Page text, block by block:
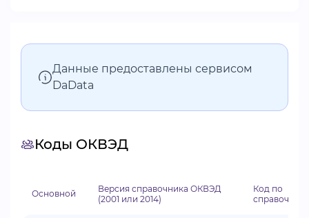
Данные предоставлены сервисом
DaData
Коды ОКВЭД
Основной
Версия справочника ОКВЭД
(2001 или 2014)
Код по
справочнику